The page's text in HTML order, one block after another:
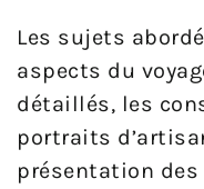
Les sujets
aspects du
détaillés, les
portraits
présentation